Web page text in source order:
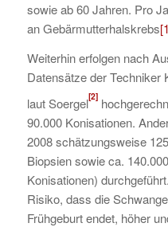
sowie ab 60 Jahren. Pro
an Gebärmutterhalskrebs
Weiterhin erfolgen nach
Datensätze der
laut Soergel[2]
90.000 Konisationen.
2008 schätzungsweise
Biopsien sowie ca.
Konisationen)
Risiko, dass die
Frühgeburt endet, höher